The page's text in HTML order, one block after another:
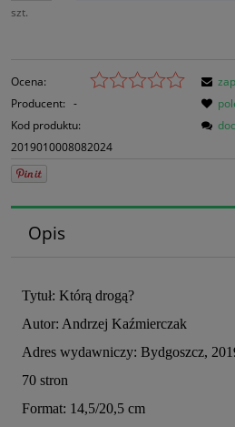
szt.
Ocena:
Producent: -
Kod produktu:
2019010008082024
Opis
Tytuł: Którą drogą?
Autor: Andrzej Kaźmierczak
Adres wydawniczy: Bydgoszcz,
70 stron
Format: 14,5/20,5 cm